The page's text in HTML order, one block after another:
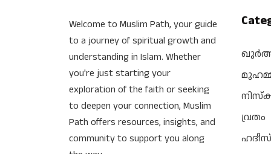
Welcome to Muslim Path, your guide
to a journey of spiritual growth and
understanding in Islam. Whether
you're just starting your
exploration of the faith or seeking
to deepen your connection, Muslim
Path offers resources, insights, and
community to support you along
വ്രതം
ഹദീസ്